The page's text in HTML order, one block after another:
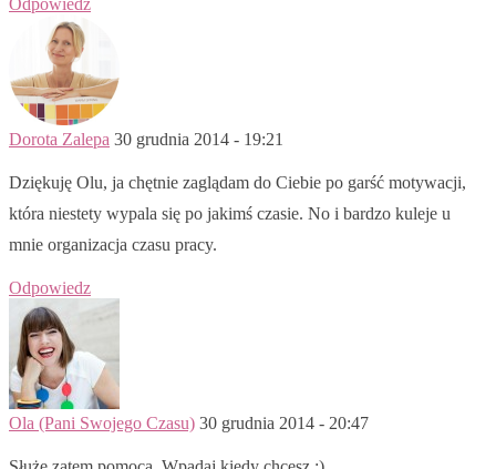
Odpowiedz
Dorota Zalepa 30 grudnia 2014 - 19:21
Dziękuję Olu, ja chętnie zaglądam do Ciebie po garść motywacji,
która niestety wypala się po jakimś czasie. No i bardzo kuleje u
mnie organizacja czasu pracy.
Odpowiedz
Ola (Pani Swojego Czasu) 30 grudnia 2014 - 20:47